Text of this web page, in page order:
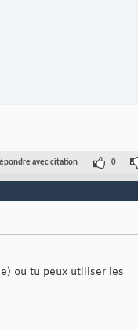
avec citation 0
ou tu peux utiliser les